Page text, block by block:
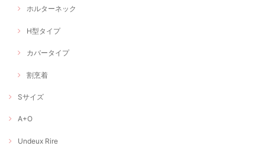
ホルターネック
H型タイプ
カバータイプ
割烹着
Sサイズ
A+O
Undeux Rire